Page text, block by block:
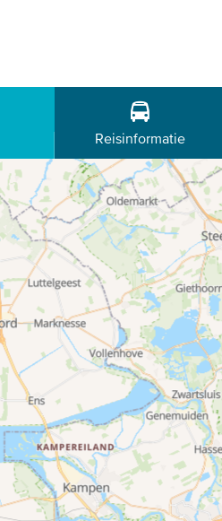
Reisinformatie